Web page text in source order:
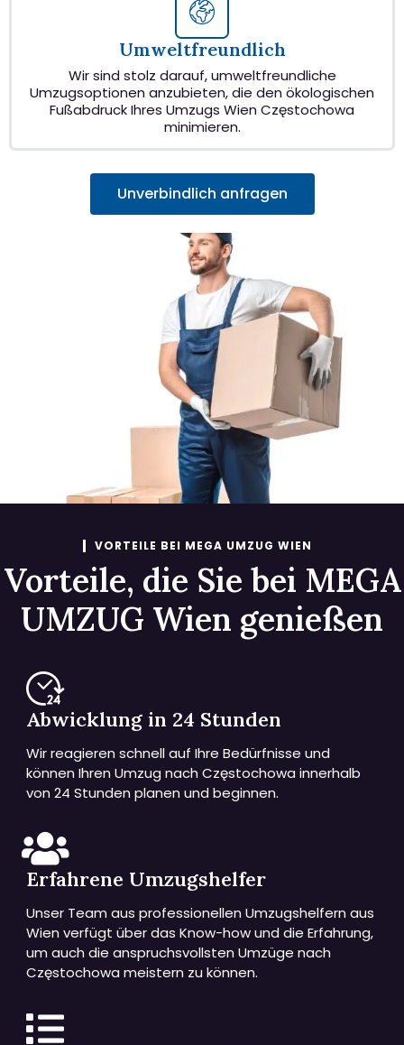
Umweltfreundlich
Wir sind stolz darauf, umweltfreundliche
Umzugsoptionen anzubieten, die den ökologischen
Fußabdruck Ihres Umzugs Wien Częstochowa
minimieren.
Unverbindlich anfragen
VORTEILE BEI MEGA UMZUG WIEN
Vorteile, die Sie bei MEGA
UMZUG Wien genießen
Abwicklung in 24 Stunden
Wir reagieren schnell auf Ihre Bedürfnisse und
können Ihren Umzug nach Częstochowa innerhalb
von 24 Stunden planen und beginnen.
Erfahrene Umzugshelfer
Unser Team aus professionellen Umzugshelfern aus
Wien verfügt über das Know-how und die Erfahrung,
um auch die anspruchsvollsten Umzüge nach
Częstochowa meistern zu können.